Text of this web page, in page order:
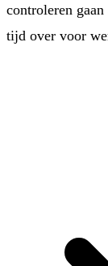
controleren
tijd over voor